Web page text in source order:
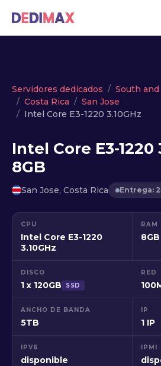
Servidores dedicados
South
Costa Rica
San Jose
Intel Core E3-1220 3.10GHz
Intel Core E3-1220
8GB
San Jose, Costa Rica Entrega:
CPU
Intel Core E3-1220
3.10GHz
RAM
8GB
DISCO
1 x 120GB SSD
RED
ANCHO DE BANDA
5TB
IP
1 IP
IPV6
disponible
IPMI